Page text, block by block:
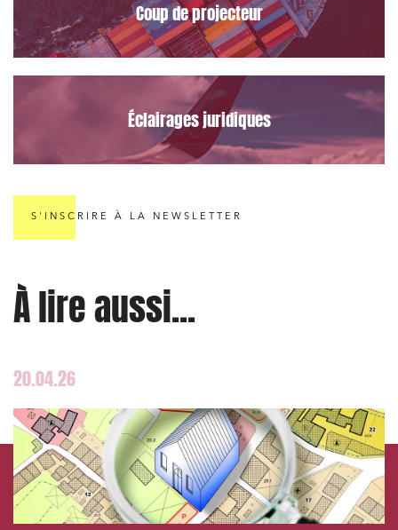
Coup de projecteur
Éclairages juridiques
S'INSCRIRE À LA NEWSLETTER
À lire aussi...
20.04.26